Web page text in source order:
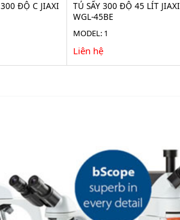
ĐỘ C JIAXI
TỦ SẤY 300 ĐỘ 45 LÍT JIAXI
WGL-45BE
MODEL: 1
Liên hệ